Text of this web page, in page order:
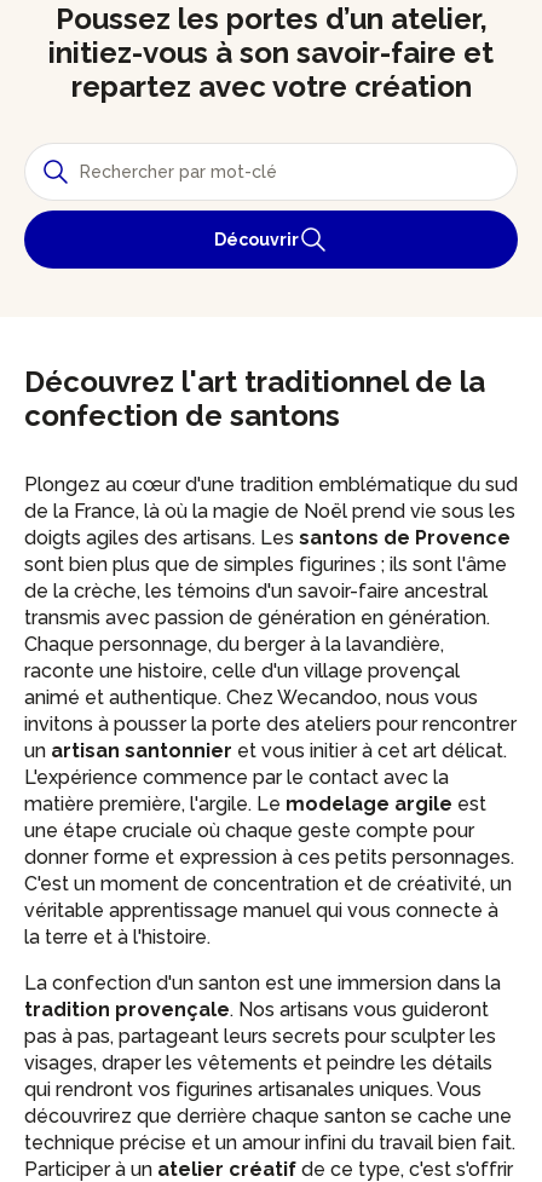
Poussez les portes d’un atelier,
initiez-vous à son savoir-faire et
repartez avec votre création
Découvrir
Découvrez l'art traditionnel de la
confection de santons
Plongez au cœur d'une tradition emblématique du sud
de la France, là où la magie de Noël prend vie sous les
doigts agiles des artisans. Les santons de Provence
sont bien plus que de simples figurines ; ils sont l'âme
de la crèche, les témoins d'un savoir-faire ancestral
transmis avec passion de génération en génération.
Chaque personnage, du berger à la lavandière,
raconte une histoire, celle d'un village provençal
animé et authentique. Chez Wecandoo, nous vous
invitons à pousser la porte des ateliers pour rencontrer
un artisan santonnier et vous initier à cet art délicat.
L'expérience commence par le contact avec la
matière première, l'argile. Le modelage argile est
une étape cruciale où chaque geste compte pour
donner forme et expression à ces petits personnages.
C'est un moment de concentration et de créativité, un
véritable apprentissage manuel qui vous connecte à
la terre et à l'histoire.
La confection d'un santon est une immersion dans la
tradition provençale. Nos artisans vous guideront
pas à pas, partageant leurs secrets pour sculpter les
visages, draper les vêtements et peindre les détails
qui rendront vos figurines artisanales uniques. Vous
découvrirez que derrière chaque santon se cache une
technique précise et un amour infini du travail bien fait.
Participer à un atelier créatif de ce type, c'est s'offrir